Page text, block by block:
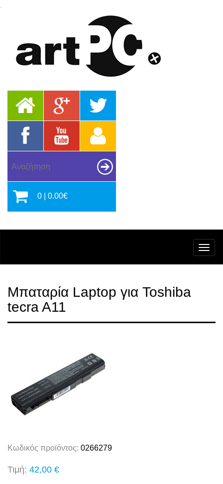
0 | 0.00€
Μπαταρία Laptop για Toshiba
tecra A11
Κωδικός προϊόντος: 0266279
Τιμή: 42,00 €